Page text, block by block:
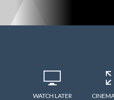
WATCH LATER